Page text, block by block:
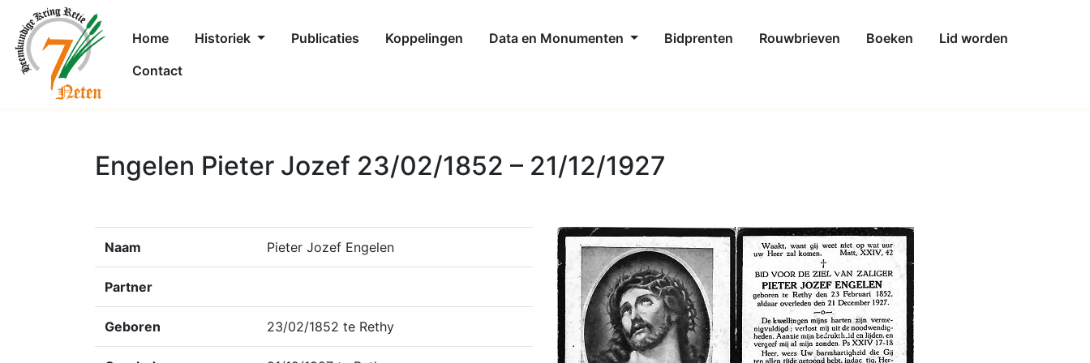
Home Historiek Publicaties Koppelingen Data en Monumenten Bidprenten Rouwbrieven Boeken
Lid worden
Contact
Engelen Pieter Jozef 23/02/1852 – 21/12/1927
Naam Pieter Jozef Engelen
Partner
Geboren 23/02/1852 te Rethy